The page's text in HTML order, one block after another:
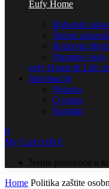
Eufy Home
Robotski
Štapni
Rezervni
Pametne vage
eufy Home & Life
Informacije
Potpora
O nama
Kontakt
0
My Cart0,00 €
Nema proizvoda u
Home Politika zaštite